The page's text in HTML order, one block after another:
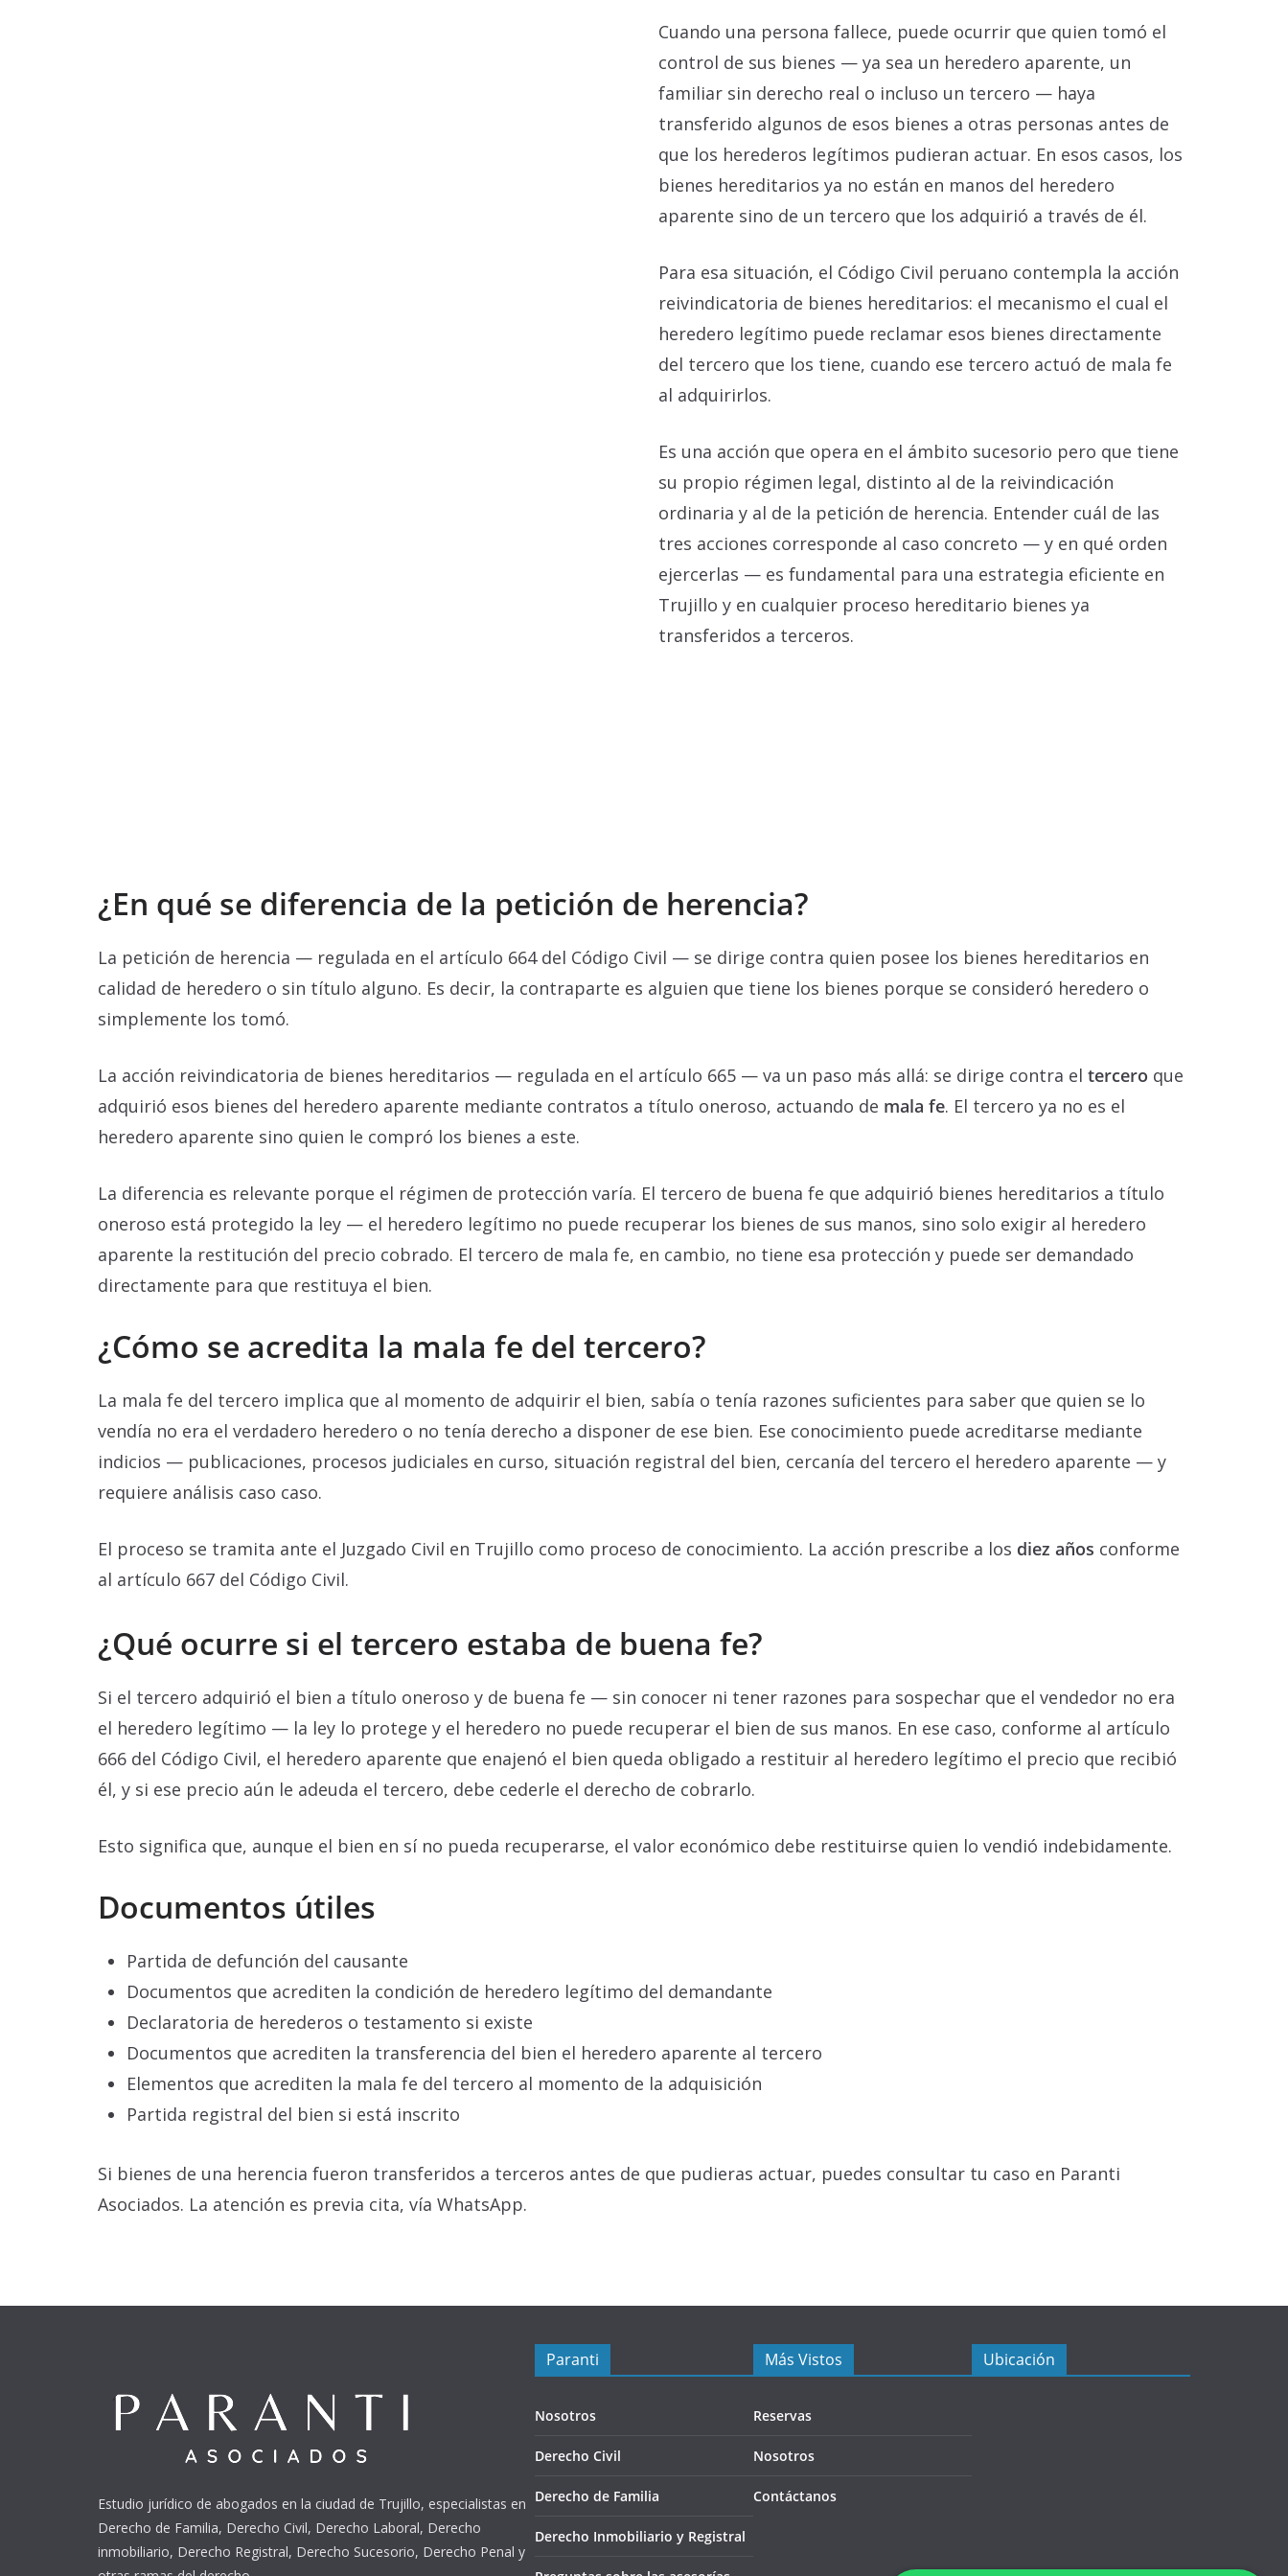
Cuando una persona fallece, puede ocurrir que quien tomó el
control de sus bienes — ya sea un heredero aparente, un
familiar sin derecho real o incluso un tercero — haya
transferido algunos de esos bienes a otras personas antes de
que los herederos legítimos pudieran actuar. En esos casos, los
bienes hereditarios ya no están en manos del heredero
aparente sino de un tercero que los adquirió a través de él.
Para esa situación, el Código Civil peruano contempla la acción
reivindicatoria de bienes hereditarios: el mecanismo el cual el
heredero legítimo puede reclamar esos bienes directamente
del tercero que los tiene, cuando ese tercero actuó de mala fe
al adquirirlos.
Es una acción que opera en el ámbito sucesorio pero que tiene
su propio régimen legal, distinto al de la reivindicación
ordinaria y al de la petición de herencia. Entender cuál de las
tres acciones corresponde al caso concreto — y en qué orden
ejercerlas — es fundamental para una estrategia eficiente en
Trujillo y en cualquier proceso hereditario bienes ya
transferidos a terceros.
¿En qué se diferencia de la petición de herencia?
La petición de herencia — regulada en el artículo 664 del Código Civil — se dirige contra quien posee los bienes hereditarios en
calidad de heredero o sin título alguno. Es decir, la contraparte es alguien que tiene los bienes porque se consideró heredero o
simplemente los tomó.
La acción reivindicatoria de bienes hereditarios — regulada en el artículo 665 — va un paso más allá: se dirige contra el tercero que
adquirió esos bienes del heredero aparente mediante contratos a título oneroso, actuando de mala fe. El tercero ya no es el
heredero aparente sino quien le compró los bienes a este.
La diferencia es relevante porque el régimen de protección varía. El tercero de buena fe que adquirió bienes hereditarios a título
oneroso está protegido la ley — el heredero legítimo no puede recuperar los bienes de sus manos, sino solo exigir al heredero
aparente la restitución del precio cobrado. El tercero de mala fe, en cambio, no tiene esa protección y puede ser demandado
directamente para que restituya el bien.
¿Cómo se acredita la mala fe del tercero?
La mala fe del tercero implica que al momento de adquirir el bien, sabía o tenía razones suficientes para saber que quien se lo
vendía no era el verdadero heredero o no tenía derecho a disponer de ese bien. Ese conocimiento puede acreditarse mediante
indicios — publicaciones, procesos judiciales en curso, situación registral del bien, cercanía del tercero el heredero aparente — y
requiere análisis caso caso.
El proceso se tramita ante el Juzgado Civil en Trujillo como proceso de conocimiento. La acción prescribe a los diez años conforme
al artículo 667 del Código Civil.
¿Qué ocurre si el tercero estaba de buena fe?
Si el tercero adquirió el bien a título oneroso y de buena fe — sin conocer ni tener razones para sospechar que el vendedor no era
el heredero legítimo — la ley lo protege y el heredero no puede recuperar el bien de sus manos. En ese caso, conforme al artículo
666 del Código Civil, el heredero aparente que enajenó el bien queda obligado a restituir al heredero legítimo el precio que recibió
él, y si ese precio aún le adeuda el tercero, debe cederle el derecho de cobrarlo.
Esto significa que, aunque el bien en sí no pueda recuperarse, el valor económico debe restituirse quien lo vendió indebidamente.
Documentos útiles
Partida de defunción del causante
Documentos que acrediten la condición de heredero legítimo del demandante
Declaratoria de herederos o testamento si existe
Documentos que acrediten la transferencia del bien el heredero aparente al tercero
Elementos que acrediten la mala fe del tercero al momento de la adquisición
Partida registral del bien si está inscrito
Si bienes de una herencia fueron transferidos a terceros antes de que pudieras actuar, puedes consultar tu caso en Paranti
Asociados. La atención es previa cita, vía WhatsApp.
Estudio jurídico de abogados en la ciudad de Trujillo, especialistas en
Derecho de Familia, Derecho Civil, Derecho Laboral, Derecho
inmobiliario, Derecho Registral, Derecho Sucesorio, Derecho Penal y
Paranti
Nosotros
Derecho Civil
Derecho de Familia
Derecho Inmobiliario y Registral
Más Vistos
Reservas
Nosotros
Contáctanos
Ubicación